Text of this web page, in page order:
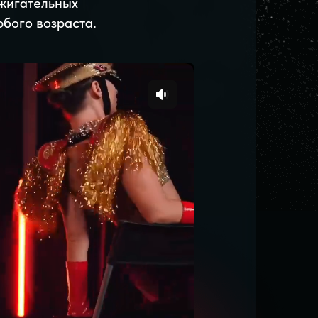
возраста.